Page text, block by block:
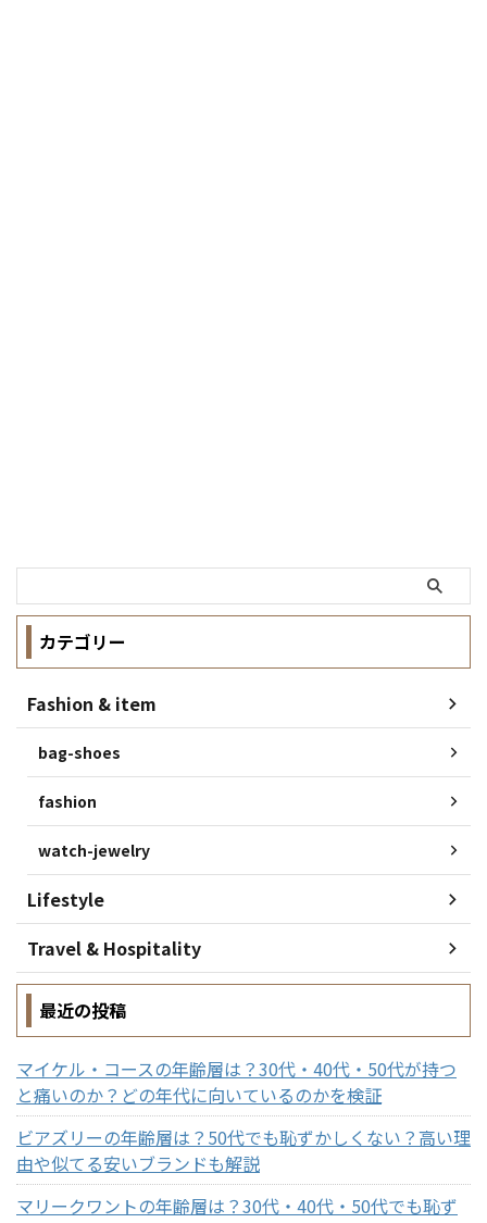
カテゴリー
Fashion & item
bag-shoes
fashion
watch-jewelry
Lifestyle
Travel & Hospitality
最近の投稿
マイケル・コースの年齢層は？30代・40代・50代が持つ
と痛いのか？どの年代に向いているのかを検証
ビアズリーの年齢層は？50代でも恥ずかしくない？高い理
由や似てる安いブランドも解説
マリークワントの年齢層は？30代・40代・50代でも恥ず